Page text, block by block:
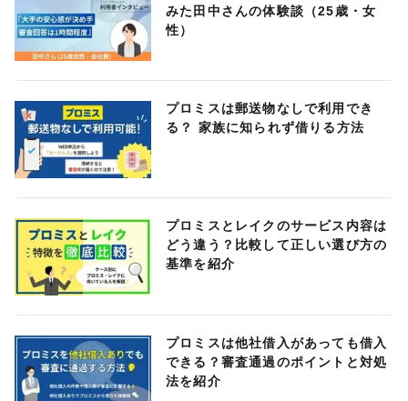
みた田中さんの体験談（25歳・女
性）
プロミスは郵送物なしで利用でき
る？ 家族に知られず借りる方法
プロミスとレイクのサービス内容は
どう違う？比較して正しい選び方の
基準を紹介
プロミスは他社借入があっても借入
できる？審査通過のポイントと対処
法を紹介